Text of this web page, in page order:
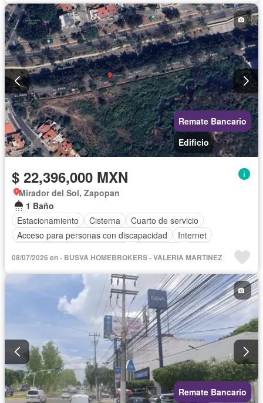
Remate Bancario
Edificio
$ 22,396,000 MXN
Mirador del Sol, Zapopan
1 Baño
Estacionamiento
Cisterna
Cuarto de servicio
Acceso para personas con discapacidad
Internet
Cuarto de Limpieza
Televisión por cable
Gas natural
08/07/2026 en - BUSVA HOMEBROKERS - VALERIA MARTINEZ
Remate Bancario